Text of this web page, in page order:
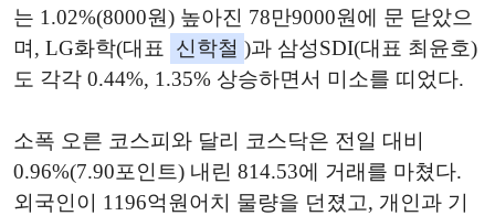
는 1.02%(8000원) 높아진 78만9000원에 문 닫았으
며, LG화학(대표 신학철 )과 삼성SDI(대표 최윤호)
도 각각 0.44%, 1.35% 상승하면서 미소를 띠었다.
소폭 오른 코스피와 달리 코스닥은 전일 대비
0.96%(7.90포인트) 내린 814.53에 거래를 마쳤다.
외국인이 1196억원어치 물량을 던졌고, 개인과 기